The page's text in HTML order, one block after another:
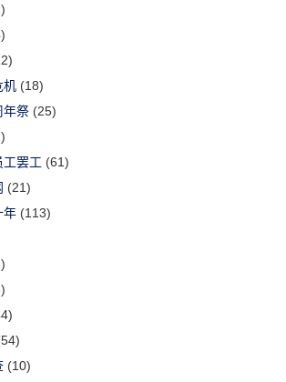
机 (18)
年祭 (25)
工罢工 (61)
(21)
年 (113)
(10)